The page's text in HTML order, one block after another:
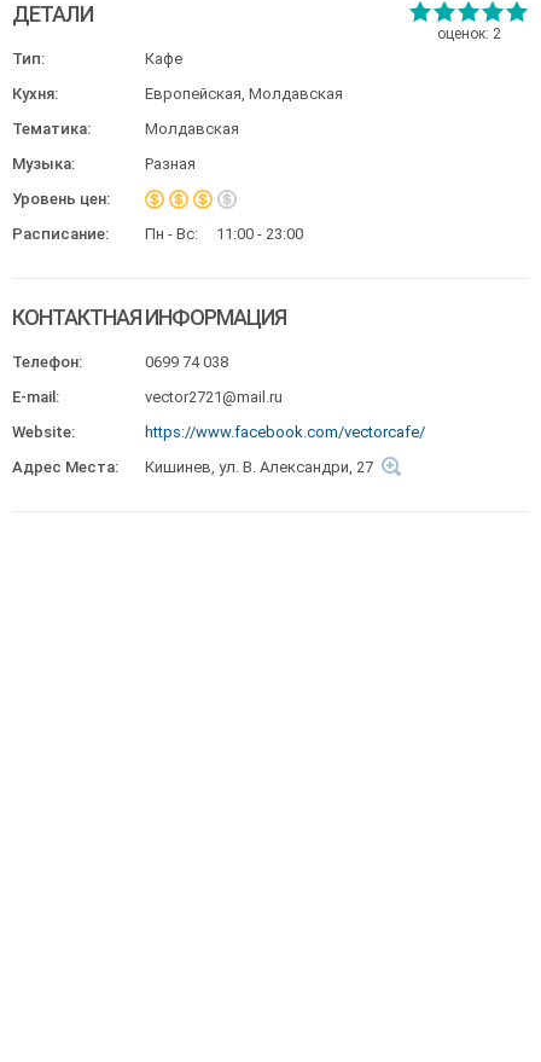
оценок: 2
ДЕТАЛИ
Тип:
Кафе
Кухня:
Европейская, Молдавская
Тематика:
Молдавская
Музыка:
Разная
Уровень цен:
Расписание:
Пн - Вс: 11:00 - 23:00
КОНТАКТНАЯ ИНФОРМАЦИЯ
Телефон:
0699 74 038
E-mail:
vector2721@mail.ru
Website:
https://www.facebook.com/vectorcafe/
Адрес Места:
Кишинев, ул. В. Александри, 27